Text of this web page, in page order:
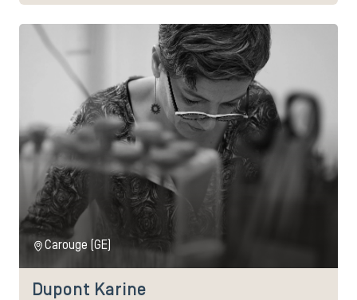
Carouge (GE)
Dupont Karine